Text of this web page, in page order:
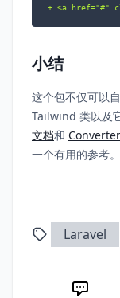
+ <a href="#"
小结
这个包不仅可以
Tailwind 类以及
文档和
一个有用的参考。
Laravel